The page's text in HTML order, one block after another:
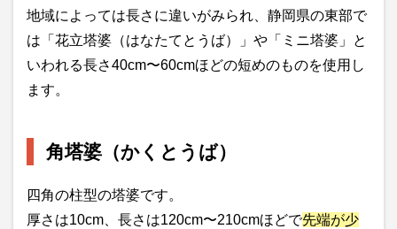
地域によっては長さに違いがみられ、静岡県の東部で
は「花立塔婆（はなたてとうば）」や「ミニ塔婆」と
いわれる長さ40cm〜60cmほどの短めのものを使用し
ます。
角塔婆（かくとうば）
四角の柱型の塔婆です。
厚さは10cm、長さは120cm〜210cmほどで先端が少